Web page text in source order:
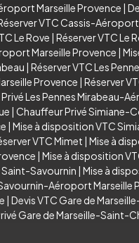
Marseille Provence |
VTC Cassis-
Le Rove | Réserver VTC Le
Marseille Provence |
| Réserver VTC Les
Provence | Réserver
Les Pennes Mirabeau-
| Chauffeur Privé Simiane-
| Mise à disposition VTC
VTC Mimet | Mise à
| Mise à disposition
Saint-Savournin | Mise à
Aéroport Marseille
| Devis VTC Gare de
Gare de Marseille-Saint-